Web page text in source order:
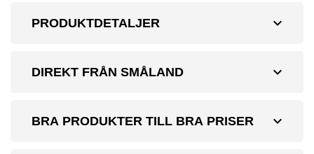
expand_more
PRODUKTDETALJER
expand_more
DIREKT FRÅN SMÅLAND
expand_more
BRA PRODUKTER TILL BRA PRISER